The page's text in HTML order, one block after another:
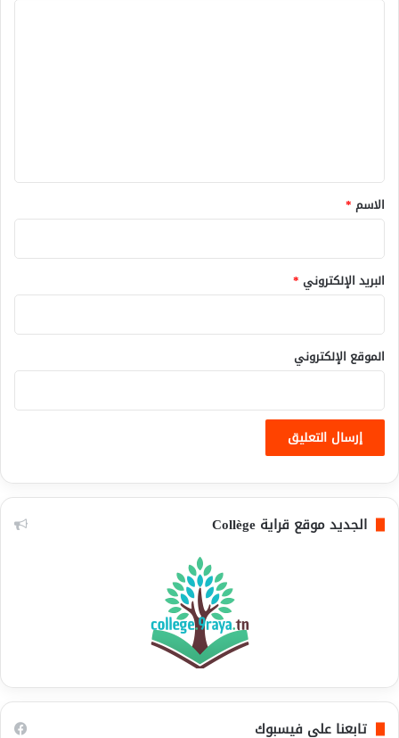
*
الاسم *
البريد الإلكتروني *
الموقع الإلكتروني
الجديد موقع قراية Collège
تابعنا على فيسبوك